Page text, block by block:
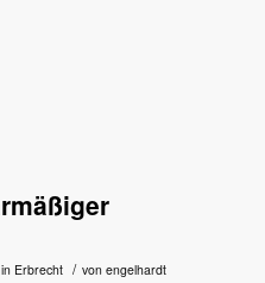
in Erbrecht / von engelhardt